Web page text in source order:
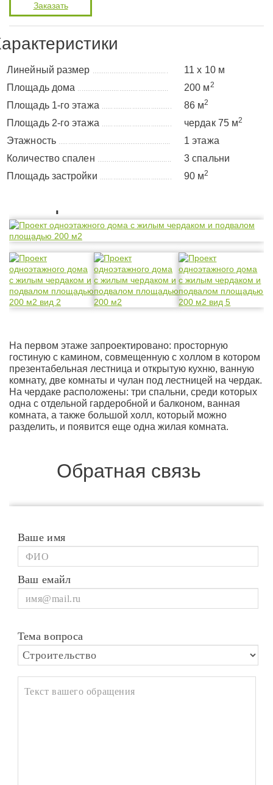
Заказать
Линейный размер
11 х 10 м
Площадь дома
200 м2
Площадь 1-го этажа 86 м2
Площадь 2-го этажа чердак 75 м2
Этажность
1 этажа
Количество спален
3 спальни
Площадь застройки
90 м2
На первом этаже запроектировано: просторную
гостиную с камином, совмещенную с холлом в котором
презентабельная лестница и открытую кухню, ванную
комнату, две комнаты и чулан под лестницей на чердак.
На чердаке расположены: три спальни, среди которых
одна с отдельной гардеробной и балконом, ванная
комната, а также большой холл, который можно
разделить, и появится еще одна жилая комната.
Обратная связь
Ваше имя
Ваш емайл
Тема вопроса